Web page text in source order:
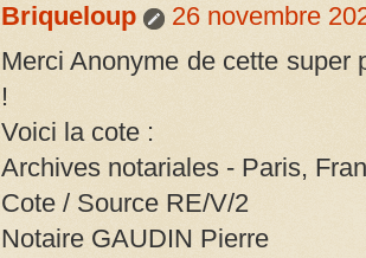
Briqueloup
26 novembre
Merci Anonyme de cette super
!
Voici la cote :
Archives notariales - Paris,
Cote / Source RE/V/2
Notaire GAUDIN Pierre